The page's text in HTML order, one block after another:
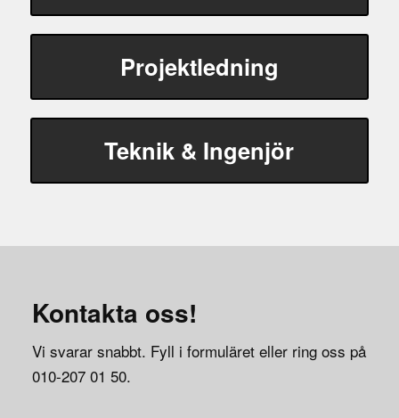
Projektledning
Teknik & Ingenjör
Kontakta oss!
Vi svarar snabbt. Fyll i formuläret eller ring oss på
010-207 01 50.